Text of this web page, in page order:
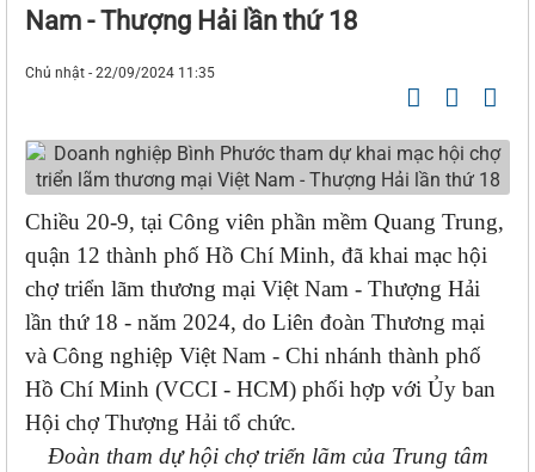
Nam - Thượng Hải lần thứ 18
Chủ nhật - 22/09/2024 11:35
Chiều 20-9, tại Công viên phần mềm Quang Trung,
quận 12 thành phố Hồ Chí Minh, đã khai mạc hội
chợ triển lãm thương mại Việt Nam - Thượng Hải
lần thứ 18 - năm 2024, do Liên đoàn Thương mại
và Công nghiệp Việt Nam - Chi nhánh thành phố
Hồ Chí Minh (VCCI - HCM) phối hợp với Ủy ban
Hội chợ Thượng Hải tổ chức.
Đoàn tham dự hội chợ triển lãm của Trung tâm